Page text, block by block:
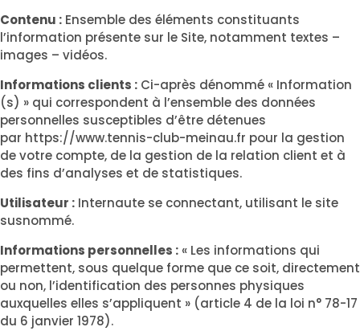
Contenu : Ensemble des éléments constituants
l’information présente sur le Site, notamment textes –
images – vidéos.
Informations clients : Ci-après dénommé « Information
(s) » qui correspondent à l’ensemble des données
personnelles susceptibles d’être détenues
par https://www.tennis-club-meinau.fr pour la gestion
de votre compte, de la gestion de la relation client et à
des fins d’analyses et de statistiques.
Utilisateur : Internaute se connectant, utilisant le site
susnommé.
Informations personnelles : « Les informations qui
permettent, sous quelque forme que ce soit, directement
ou non, l’identification des personnes physiques
auxquelles elles s’appliquent » (article 4 de la loi n° 78-17
du 6 janvier 1978).